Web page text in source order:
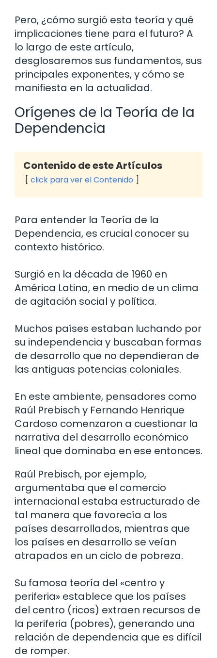
Pero, ¿cómo surgió esta teoría y qué
implicaciones tiene para el futuro? A
lo largo de este artículo,
desglosaremos sus fundamentos, sus
principales exponentes, y cómo se
manifiesta en la actualidad.
Orígenes de la Teoría de la
Dependencia
Contenido de este Artículos
click para ver el Contenido
Para entender la Teoría de la
Dependencia, es crucial conocer su
contexto histórico.
Surgió en la década de 1960 en
América Latina, en medio de un clima
de agitación social y política.
Muchos países estaban luchando por
su independencia y buscaban formas
de desarrollo que no dependieran de
las antiguas potencias coloniales.
En este ambiente, pensadores como
Raúl Prebisch y Fernando Henrique
Cardoso comenzaron a cuestionar la
narrativa del desarrollo económico
lineal que dominaba en ese entonces.
Raúl Prebisch, por ejemplo,
argumentaba que el comercio
internacional estaba estructurado de
tal manera que favorecía a los
países desarrollados, mientras que
los países en desarrollo se veían
atrapados en un ciclo de pobreza.
Su famosa teoría del «centro y
periferia» establece que los países
del centro (ricos) extraen recursos de
la periferia (pobres), generando una
relación de dependencia que es difícil
de romper.